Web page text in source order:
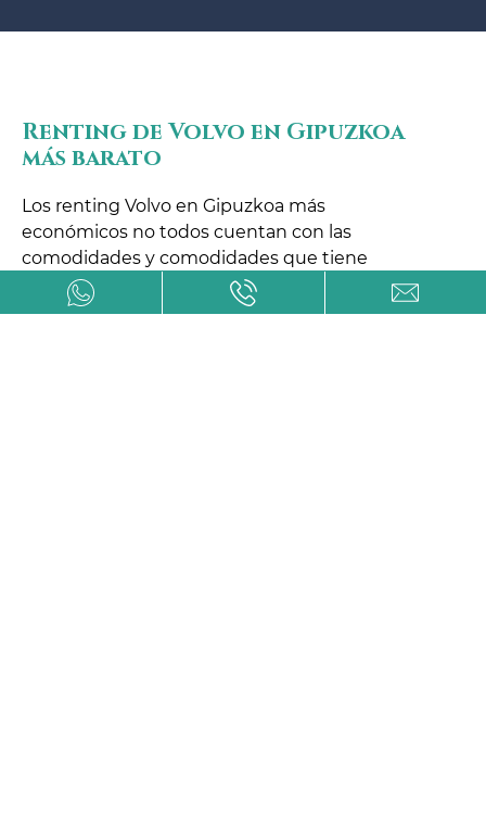
Renting de Volvo en Gipuzkoa
más barato
Los renting Volvo en Gipuzkoa más
económicos no todos cuentan con las
comodidades y comodidades que tiene
Avanti Renting.